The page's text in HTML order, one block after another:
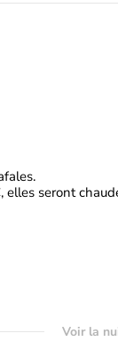
elles seront
Voir la